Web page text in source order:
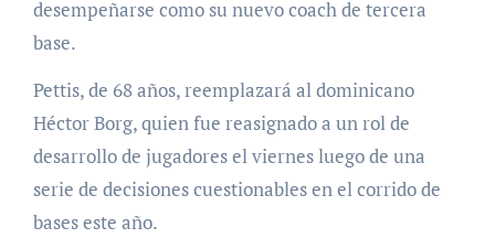
desempeñarse como su nuevo coach de tercera
base.
Pettis, de 68 años, reemplazará al dominicano
Héctor Borg, quien fue reasignado a un rol de
desarrollo de jugadores el viernes luego de una
serie de decisiones cuestionables en el corrido de
bases este año.